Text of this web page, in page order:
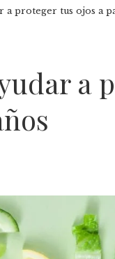
a proteger tus ojos a
a